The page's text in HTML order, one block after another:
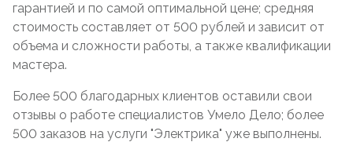
гарантией и по самой оптимальной цене; средняя
стоимость составляет от 500 рублей и зависит от
объема и сложности работы, а также квалификации
мастера.
Более 500 благодарных клиентов оставили свои
отзывы о работе специалистов Умело Дело; более
500 заказов на услуги "Электрика" уже выполнены.